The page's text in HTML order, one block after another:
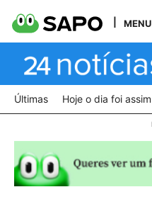
MENU
Últimas Hoje o dia foi assim